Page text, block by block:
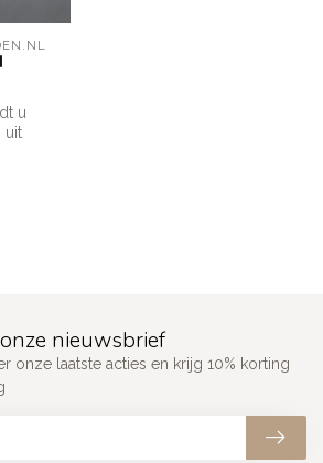
u
uit
nieuwsbrief
onze laatste acties en krijg 10% korting